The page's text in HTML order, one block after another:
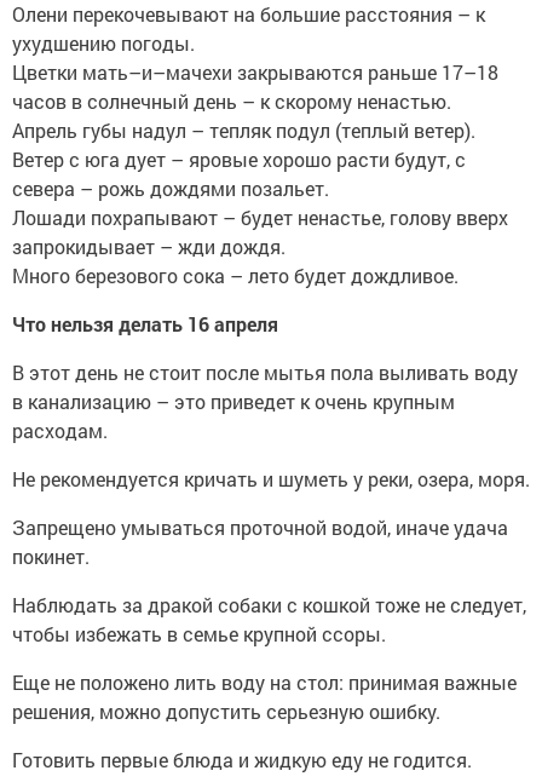
Олени перекочевывают на большие расстояния – к
ухудшению погоды.
Цветки мать–и–мачехи закрываются раньше 17–18
часов в солнечный день – к скорому ненастью.
Апрель губы надул – тепляк подул (теплый ветер).
Ветер с юга дует – яровые хорошо расти будут, с
севера – рожь дождями позальет.
Лошади похрапывают – будет ненастье, голову вверх
запрокидывает – жди дождя.
Много березового сока – лето будет дождливое.
Что нельзя делать 16 апреля
В этот день не стоит после мытья пола выливать воду
в канализацию – это приведет к очень крупным
расходам.
Не рекомендуется кричать и шуметь у реки, озера, моря.
Запрещено умываться проточной водой, иначе удача
покинет.
Наблюдать за дракой собаки с кошкой тоже не следует,
чтобы избежать в семье крупной ссоры.
Еще не положено лить воду на стол: принимая важные
решения, можно допустить серьезную ошибку.
Готовить первые блюда и жидкую еду не годится.